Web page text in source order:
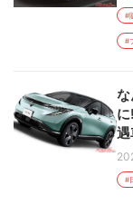
#
#
#